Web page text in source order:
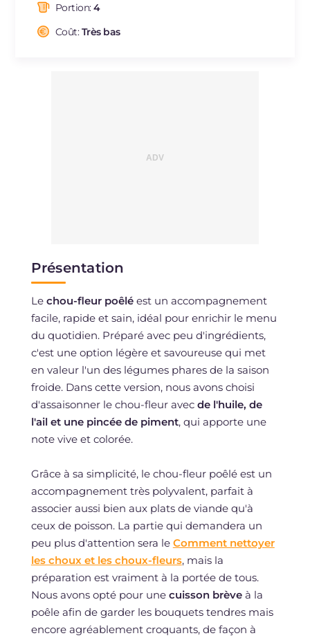
Portion:4
Coût:Très bas
Présentation
Le chou-fleur poêléest un accompagnement
facile, rapide et sain, idéal pour enrichir le menu
du quotidien. Préparé avec peu d'ingrédients,
c'est une option légère et savoureuse qui met
en valeur l'un des légumes phares de la saison
froide. Dans cette version, nous avons choisi
d'assaisonner le chou-fleur avec de l'huile, de
l'ail et une pincée de piment, qui apporte une
note vive et colorée.
Grâce à sa simplicité, le chou-fleur poêlé est un
accompagnement très polyvalent, parfait à
associer aussi bien aux plats de viande qu'à
ceux de poisson. La partie qui demandera un
peu plus d'attention sera le Comment nettoyer
les choux et les choux-fleurs, mais la
préparation est vraiment à la portée de tous.
Nous avons opté pour une cuisson brèveà la
poêle afin de garder les bouquets tendres mais
encore agréablement croquants, de façon à